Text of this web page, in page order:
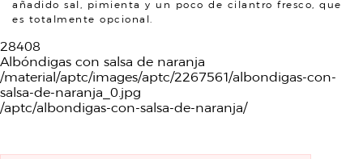
añadido sal, pimienta y un poco de cilantro fresco, que
es totalmente opcional.
28408
Albóndigas con salsa de naranja
/material/aptc/images/aptc/2267561/albondigas-con-
salsa-de-naranja_0.jpg
/aptc/albondigas-con-salsa-de-naranja/